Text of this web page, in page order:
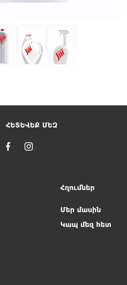
ՀԵՏԵՎԵՔ ՄԵԶ
Հղումներ
Մեր մասին
Կապ մեզ հետ